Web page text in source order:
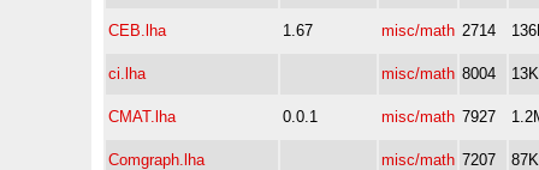
CEB.lha 1.67 misc/math 2714
ci.lha misc/math 8004 13K
CMAT.lha 0.0.1 misc/math 7927
Comgraph.lha misc/math 7207 87K